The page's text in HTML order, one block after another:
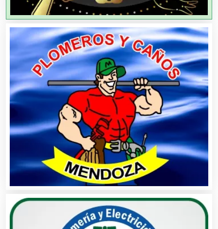
Agricultores
Agricultura y Ganadería
Agua Purificada
Aire Acondicionado
Alarmas
Albercas